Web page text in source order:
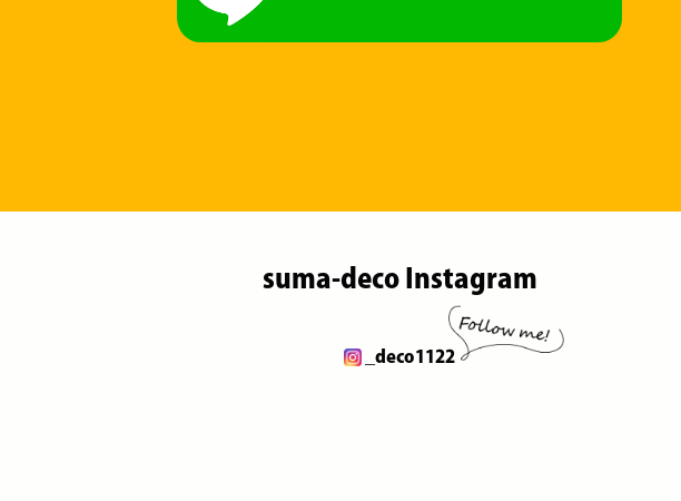
suma-deco Instagram
_deco1122